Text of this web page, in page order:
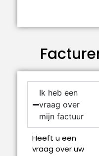
Ik heb een
vraag over
mijn factuur
Heeft u een
vraag over uw